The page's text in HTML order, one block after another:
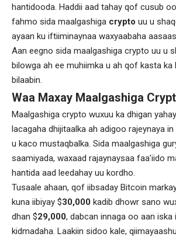
hantidooda. Haddii aad tahay qof cusub
fahmo sida maalgashiga crypto uu u
ayaan ku iftiiminaynaa waxyaabaha
Aan eegno sida maalgashiga crypto uu u
bilowga ah ee muhiimka u ah qof kasta ka
bilaabin.
Waa Maxay Maalgashiga
Maalgashiga crypto wuxuu ka dhigan
lacagaha dhijitaalka ah adigoo rajeynaya
u kaco mustaqbalka. Sida maalgashiga
saamiyada, waxaad rajaynaysaa faa’iido
hantida aad leedahay uu kordho.
Tusaale ahaan, qof iibsaday Bitcoin
kuna iibiyay $30,000 kadib dhowr sano
dhan $29,000, dabcan innaga oo aan iska
kidmadaha. Laakiin sidoo kale,